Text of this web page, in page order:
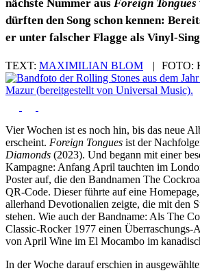
nächste Nummer aus Foreign Tongues
dürften den Song schon kennen:
er unter falscher Flagge als Vinyl-
TEXT: MAXIMILIAN BLOM | FOTO:
Vier Wochen ist es noch hin, bis das neue
erscheint. Foreign Tongues ist der
Diamonds (2023). Und begann mit einer
Kampagne: Anfang April tauchten im
Poster auf, die den Bandnamen The
QR-Code. Dieser führte auf eine
allerhand Devotionalien zeigte, die mit den
stehen. Wie auch der Bandname: Als The
Classic-Rocker 1977 einen
von April Wine im El Mocambo im
In der Woche darauf erschien in